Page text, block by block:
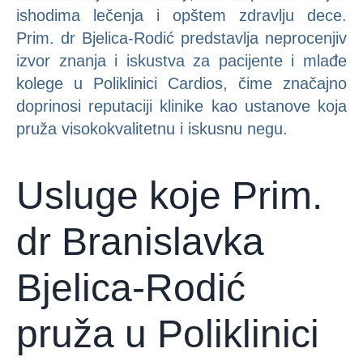
ishodima lečenja i opštem zdravlju dece.
Prim. dr Bjelica-Rodić predstavlja neprocenjiv
izvor znanja i iskustva za pacijente i mlađe
kolege u Poliklinici Cardios, čime značajno
doprinosi reputaciji klinike kao ustanove koja
pruža visokokvalitetnu i iskusnu negu.
Usluge koje Prim.
dr Branislavka
Bjelica-Rodić
pruža u Poliklinici